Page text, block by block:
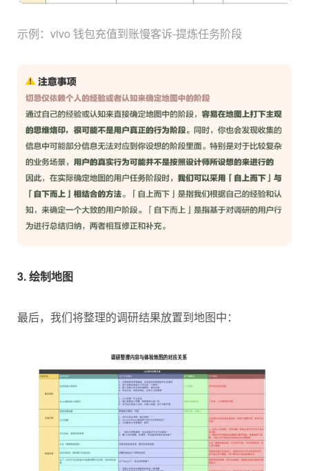
示例：vivo 钱包充值到账慢客诉-提炼任务阶段
3. 绘制地图
最后，我们将整理的调研结果放置到地图中：